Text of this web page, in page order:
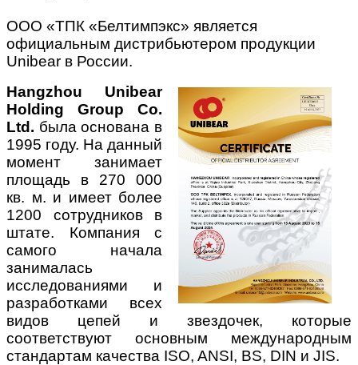
ООО «ТПК «Белтимпэкс» является
официальным дистрибьютером продукции
Unibear в России.
Hangzhou Unibear
Holding Group Co.
Ltd. была основана в
1995 году. На данный
момент занимает
площадь в 270 000
кв. м. и имеет более
1200 сотрудников в
штате. Компания с
самого начала
занималась
исследованиями и
разработками всех
видов цепей и звездочек, которые
соответствуют основным международным
стандартам качества ISO, ANSI, BS, DIN и JIS.